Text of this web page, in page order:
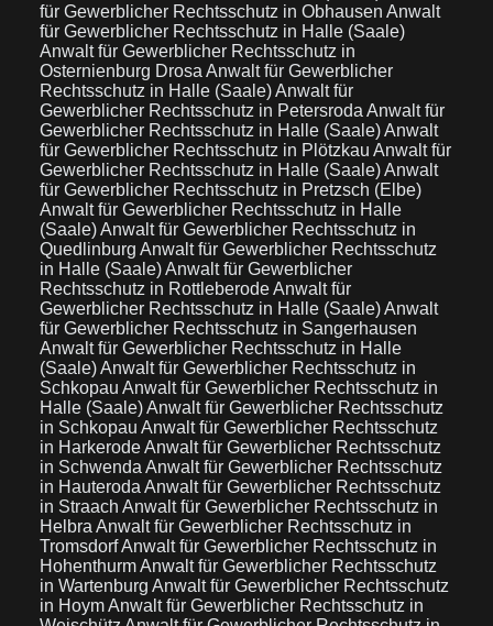
für Gewerblicher Rechtsschutz in Obhausen Anwalt
für Gewerblicher Rechtsschutz in Halle (Saale)
Anwalt für Gewerblicher Rechtsschutz in
Osternienburg Drosa Anwalt für Gewerblicher
Rechtsschutz in Halle (Saale)Anwalt für
Gewerblicher Rechtsschutz in Petersroda Anwalt für
Gewerblicher Rechtsschutz in Halle (Saale)Anwalt
für Gewerblicher Rechtsschutz in Plötzkau Anwalt für
Gewerblicher Rechtsschutz in Halle (Saale)Anwalt
für Gewerblicher Rechtsschutz in Pretzsch (Elbe)
Anwalt für Gewerblicher Rechtsschutz in Halle
(Saale)Anwalt für Gewerblicher Rechtsschutz in
Quedlinburg Anwalt für Gewerblicher Rechtsschutz
in Halle (Saale)Anwalt für Gewerblicher
Rechtsschutz in RottleberodeAnwalt für
Gewerblicher Rechtsschutz in Halle (Saale)Anwalt
für Gewerblicher Rechtsschutz in Sangerhausen
Anwalt für Gewerblicher Rechtsschutz in Halle
(Saale)Anwalt für Gewerblicher Rechtsschutz in
Schkopau Anwalt für Gewerblicher Rechtsschutz in
Halle (Saale)Anwalt für Gewerblicher Rechtsschutz
in Schkopau Anwalt für Gewerblicher Rechtsschutz
in HarkerodeAnwalt für Gewerblicher Rechtsschutz
in Schwenda Anwalt für Gewerblicher Rechtsschutz
in Hauteroda Anwalt für Gewerblicher Rechtsschutz
in Straach Anwalt für Gewerblicher Rechtsschutz in
Helbra Anwalt für Gewerblicher Rechtsschutz in
TromsdorfAnwalt für Gewerblicher Rechtsschutz in
HohenthurmAnwalt für Gewerblicher Rechtsschutz
in Wartenburg Anwalt für Gewerblicher Rechtsschutz
in HoymAnwalt für Gewerblicher Rechtsschutz in